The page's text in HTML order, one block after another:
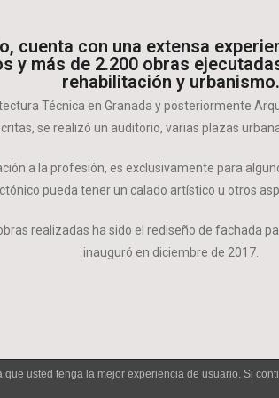
cuenta con una extensa
y más de 2.200 obras
rehabilitación y urbanismo.
Técnica en Granada y posteriormente
se realizó un auditorio, varias plazas
a la profesión, es exclusivamente para
pueda tener un calado artístico u otros
realizadas ha sido el rediseño de fachada
inauguró en diciembre de 2017.
que usted tenga la mejor experiencia de usuario. Si